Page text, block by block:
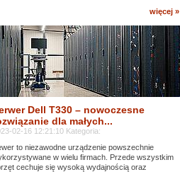
więcej »
Dell T330 – nowoczesne
dla małych...
02-16 12:21:10 Kategoria:
to niezawodne urządzenie powszechnie
w wielu firmach. Przede wszystkim
cechuje się wysoką wydajnością oraz